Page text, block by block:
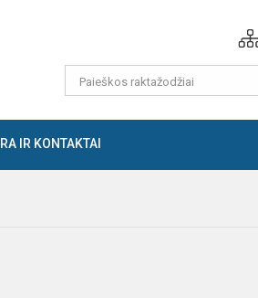
IR KONTAKTAI